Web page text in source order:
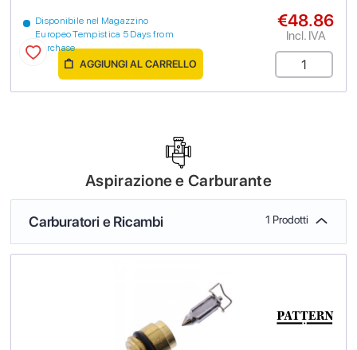
Disponibile nel Magazzino
Europeo Tempistica 5 Days from
purchase
€48.86
Incl. IVA
AGGIUNGI AL CARRELLO
Aspirazione e Carburante
Carburatori e Ricambi 1 Prodotti